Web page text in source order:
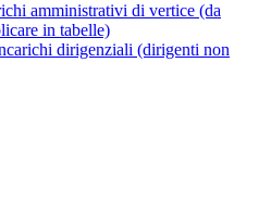
amministrativi di vertice (da
in tabelle)
dirigenziali (dirigenti non